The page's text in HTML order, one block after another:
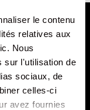
le contenu
relatives aux
Nous
sur l'utilisation de
sociaux, de
celles-ci
avez fournies